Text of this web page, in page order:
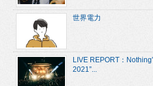
世界電力
LIVE REPORT：
2021”...